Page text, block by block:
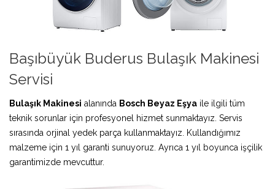
Başıbüyük Buderus Bulaşık Makinesi
Servisi
Bulaşık Makinesi alanında Bosch Beyaz Eşya ile ilgili tüm
teknik sorunlar için profesyonel hizmet sunmaktayız. Servis
sırasında orjinal yedek parça kullanmaktayız. Kullandığımız
malzeme için 1 yıl garanti sunuyoruz. Ayrıca 1 yıl boyunca işçilik
garantimizde mevcuttur.